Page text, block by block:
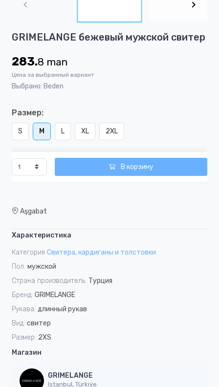
1
5
GRIMELANGE бежевый мужской свитер
283.8 man
Цена за выбранный вариант
Выбрано: Beden
Размер:
S M L XL 2XL
В корзину
Aşgabat
Характеристика
Категория Свитера, кардиганы и толстовки
Пол: мужской
Страна производитель: Турция
Бренд: GRIMELANGE
Рукава: длинный рукав
Вид: свитер
Размер: 2XS
Магазин
GRIMELANGE
Istanbul, Türkiýe